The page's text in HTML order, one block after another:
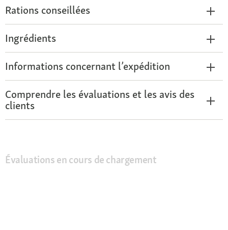
Rations conseillées
Ingrédients
Informations concernant l’expédition
Comprendre les évaluations et les avis des
clients
Évaluations en cours de chargement